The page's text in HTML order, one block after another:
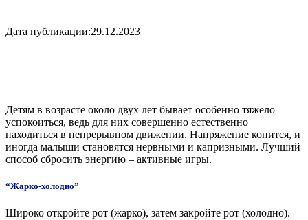
Дата публикации:29.12.2023
Детям в возрасте около двух лет бывает особенно тяжело
успокоиться, ведь для них совершенно естественно
находиться в непрерывном движении. Напряжение копится, и
иногда малыши становятся нервными и капризными. Лучший
способ сбросить энергию – активные игры.
“Жарко-холодно”
Широко откройте рот (жарко), затем закройте рот (холодно).